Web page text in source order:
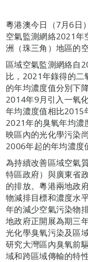
粵港澳今日（7月6日
空氣監測網絡2021年
洲（珠三角）地區的
區域空氣監測網絡自
比，2021年錄得的二
的年均濃度值分別下
2014年9月引入一氧
年均濃度值相比2015
2021年的臭氧年均濃
映區內的光化學污染
2006年起的年均濃度
為持續改善區域空氣
特區政府）與廣東省
的排放。粵港兩地政
物減排目標和濃度水
年的減少空氣污染物
地政府正開展為期三
光化學臭氧污染及區
研究大灣區內臭氧前
域和跨區域傳輸的特性